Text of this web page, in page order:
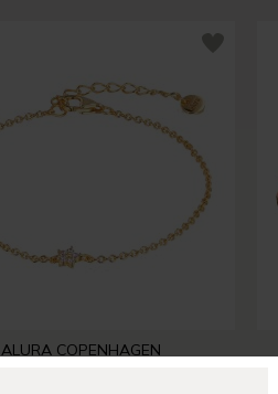
ALURA COPENHAGEN